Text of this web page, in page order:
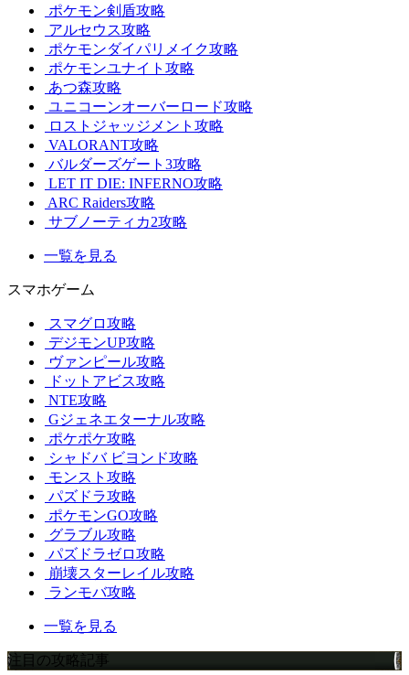
ポケモン剣盾攻略
アルセウス攻略
ポケモンダイパリメイク攻略
ポケモンユナイト攻略
あつ森攻略
ユニコーンオーバーロード攻略
ロストジャッジメント攻略
VALORANT攻略
バルダーズゲート3攻略
LET IT DIE: INFERNO攻略
ARC Raiders攻略
サブノーティカ2攻略
一覧を見る
スマホゲーム
スマグロ攻略
デジモンUP攻略
ヴァンピール攻略
ドットアビス攻略
NTE攻略
Gジェネエターナル攻略
ポケポケ攻略
シャドバ ビヨンド攻略
モンスト攻略
パズドラ攻略
ポケモンGO攻略
グラブル攻略
パズドラゼロ攻略
崩壊スターレイル攻略
ランモバ攻略
一覧を見る
注目の攻略記事